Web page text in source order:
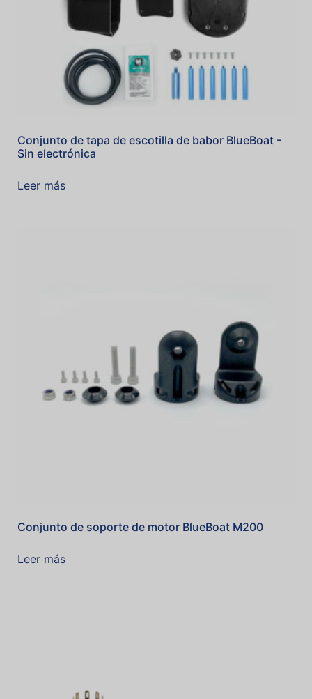
Conjunto de tapa de escotilla de babor BlueBoat -
Sin electrónica
Leer más
Conjunto de soporte de motor BlueBoat M200
Leer más